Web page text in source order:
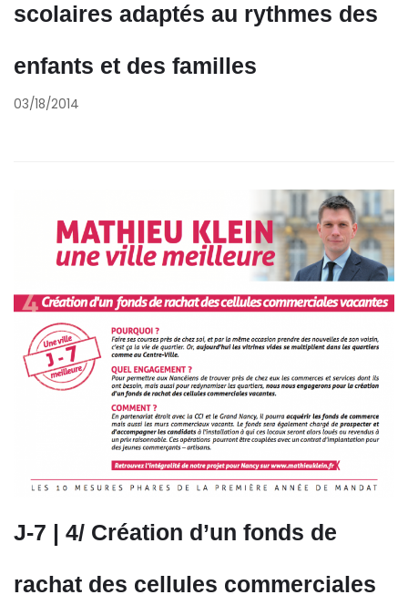
scolaires adaptés au rythmes des
enfants et des familles
03/18/2014
J-7 | 4/ Création d’un fonds de
rachat des cellules commerciales